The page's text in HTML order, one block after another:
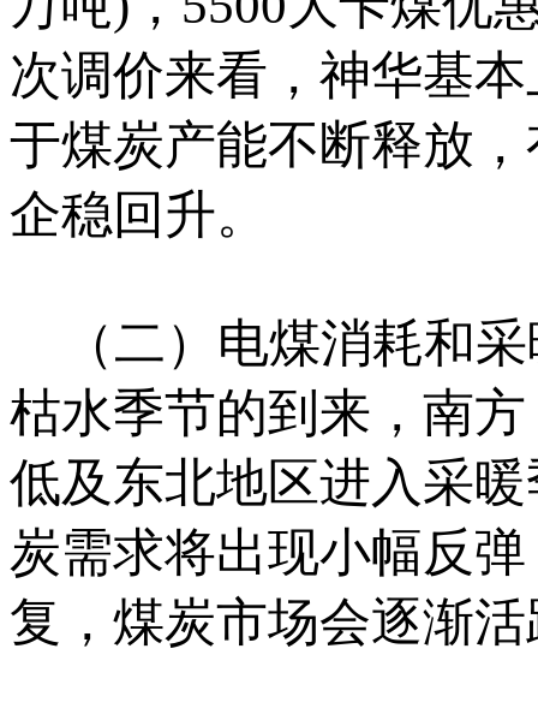
次调价来看，神华基
于煤炭产能不断释放
企稳回升。
（二）电煤消耗和采
枯水季节的到来，南
低及东北地区进入采
炭需求将出现小幅反
复，煤炭市场会逐渐